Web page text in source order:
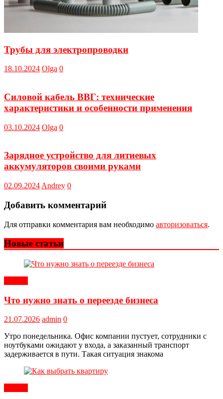
Трубы для электропроводки
18.10.2024 Olga 0
Силовой кабель ВВГ: технические
характеристики и особенности применения
03.10.2024 Olga 0
Зарядное устройство для литиевых
аккумуляторов своими руками
02.09.2024 Andrey 0
Добавить комментарий
Для отправки комментария вам необходимо авторизоваться.
Новые статьи
Что нужно знать о переезде бизнеса
21.07.2026 admin 0
Утро понедельника. Офис компании пустует, сотрудники с
ноутбуками ожидают у входа, а заказанный транспорт
задерживается в пути. Такая ситуация знакома